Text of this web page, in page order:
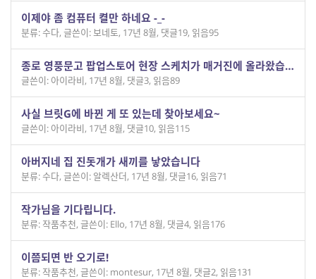
이제야 좀 컴퓨터 켤만 하네요 -_-
분류: 수다, 글쓴이: 보네토, 17년 8월, 댓글19, 읽음95
종로 영풍문고 팝업스토어 현장 스케치가 매거진에 올라왔습니다.
글쓴이: 아이라비, 17년 8월, 댓글3, 읽음89
사실 브릿G에 바뀐 게 또 있는데 찾아보세요~
글쓴이: 아이라비, 17년 8월, 댓글10, 읽음115
아버지네 집 진돗개가 새끼를 낳았습니다
분류: 수다, 글쓴이: 알렉산더, 17년 8월, 댓글16, 읽음71
작가님을 기다립니다.
분류: 작품추천, 글쓴이: Ello, 17년 8월, 댓글4, 읽음176
이쯤되면 반 오기로!
분류: 작품추천, 글쓴이: montesur, 17년 8월, 댓글2, 읽음131